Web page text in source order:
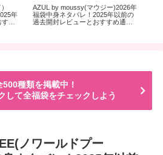
年
す
AZUL by moussy(マウジー)2026年
福袋中身ネタバレ！2025年以前の
過去開封レビューとおすすめ通販
500種類を掲載中！
して全福袋をチェックしよう
ノワールドプー